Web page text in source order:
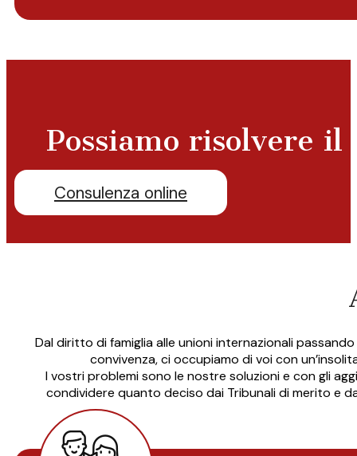
Possiamo risolvere il
Consulenza online
Dal diritto di famiglia alle unioni internazionali
convivenza, ci occupiamo di voi con
I vostri problemi sono le nostre soluzioni e con gli
condividere quanto deciso dai Tribunali di merito e